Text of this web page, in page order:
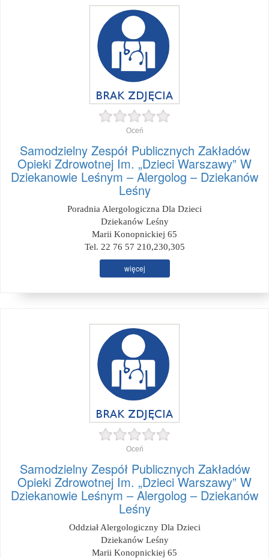
Oceń
Samodzielny Zespół Publicznych Zakładów
Opieki Zdrowotnej Im. „Dzieci Warszawy” W
Dziekanowie Leśnym – Alergolog – Dziekanów
Leśny
Poradnia Alergologiczna Dla Dzieci
Dziekanów Leśny
Marii Konopnickiej 65
Tel. 22 76 57 210,230,305
więcej
Oceń
Samodzielny Zespół Publicznych Zakładów
Opieki Zdrowotnej Im. „Dzieci Warszawy” W
Dziekanowie Leśnym – Alergolog – Dziekanów
Leśny
Oddział Alergologiczny Dla Dzieci
Dziekanów Leśny
Marii Konopnickiej 65